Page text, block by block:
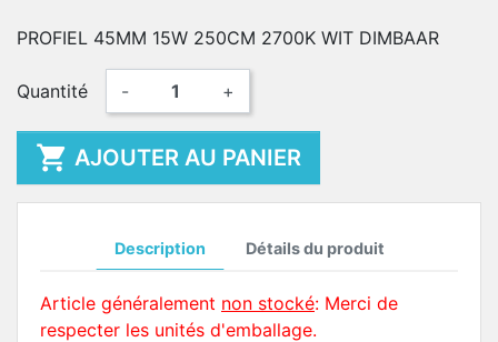
PROFIEL 45MM 15W 250CM 2700K WIT DIMBAAR
Quantité - +
 AJOUTER AU PANIER
Description Détails du produit
Article généralement non stocké: Merci de
respecter les unités d'emballage.